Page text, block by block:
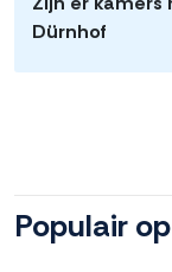
Dürnhof
Populair